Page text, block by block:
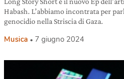
Habash. L’abbiamo incontrata per
genocidio nella Striscia di Gaza.
Musica 7 giugno 2024